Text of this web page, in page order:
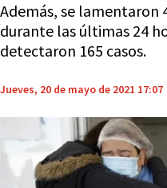
Además, se lamentaron
durante las últimas 24
detectaron 165 casos.
Jueves, 20 de mayo de 2021 17:07